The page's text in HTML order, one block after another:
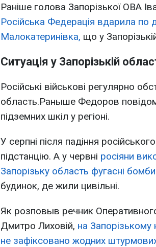
Раніше голова Запорізької ОВА
Російська Федерація вдарила по
Малокатеринівка, що у
Ситуація у Запорізькій
Російські військові регулярно
область.Раныше Федоров
підземних шкіл у регіоні.
У серпні після падіння
підстанцію. А у червні росіяни
Запорізьку область фугасні бомби
будинок, де жили цивільні.
Як розповыв речник
Дмитро Лиховій, на Запорізькому
не зафіксовано жодних штурмових